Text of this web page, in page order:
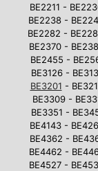
BE2211 -
BE2238 -
BE2282 -
BE2370 -
BE2455 -
BE3126 -
BE3201 -
BE3309 -
BE3351 -
BE4143 -
BE4362 -
BE4462 -
BE4527 -